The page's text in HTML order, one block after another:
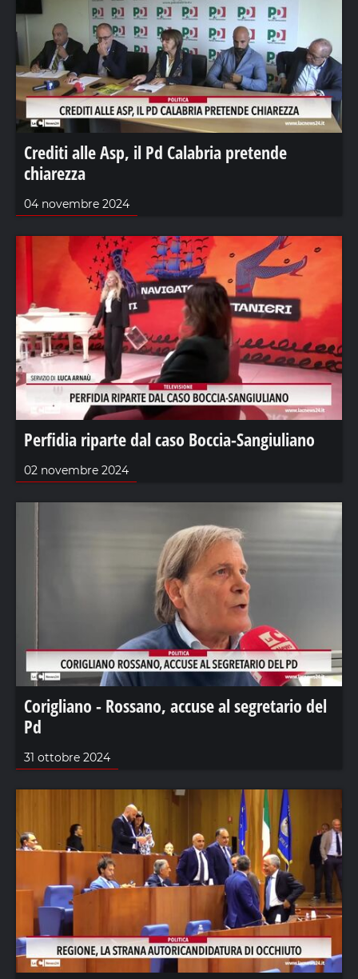
Crediti alle Asp, il Pd Calabria pretende
chiarezza
04 novembre 2024
Perfidia riparte dal caso Boccia-Sangiuliano
02 novembre 2024
Corigliano - Rossano, accuse al segretario del
Pd
31 ottobre 2024